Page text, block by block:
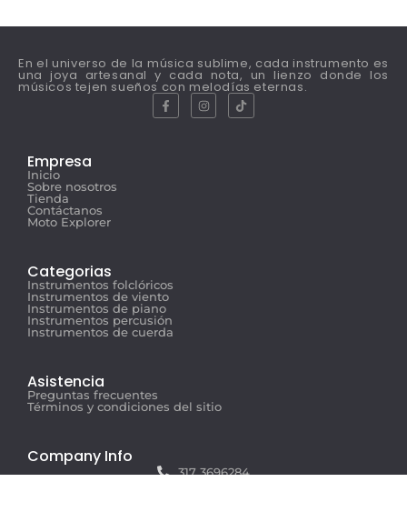
En el universo de la música sublime, cada instrumento es
una joya artesanal y cada nota, un lienzo donde los
músicos tejen sueños con melodías eternas.
Empresa
Inicio
Sobre nosotros
Tienda
Contáctanos
Moto Explorer
Categorias
Instrumentos folclóricos
Instrumentos de viento
Instrumentos de piano
Instrumentos percusión
Instrumentos de cuerda
Asistencia
Preguntas frecuentes
Términos y condiciones del sitio
Company Info
317 3696284